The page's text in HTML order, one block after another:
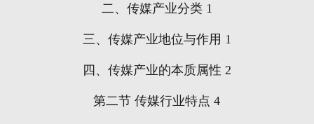
二、传媒产业分类1
三、传媒产业地位与作用 1
四、传媒产业的本质属性 2
第二节 传媒行业特点 4